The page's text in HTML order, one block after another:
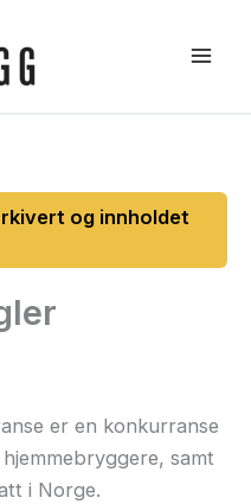
er en konkurranse
samt
i Norge.